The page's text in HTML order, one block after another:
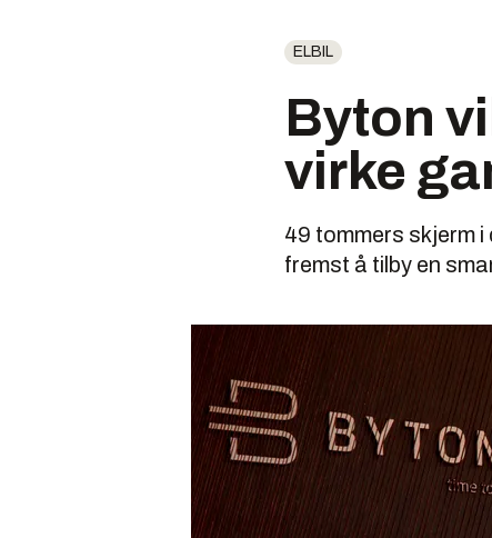
ELBIL
Byton
virke
49 tommers skjerm
fremst å tilby en